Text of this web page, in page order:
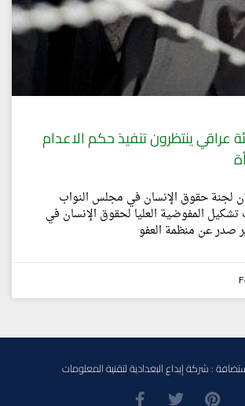
عراقي ينتظرون تنفيذ حكم الاعدام
لجنة حقوق الإنسان في مجلس النواب
المفوضية العليا لحقوق الإنسان في
صدر عن منظمة العفو
: شركة إبداع البغدادية لتقنية المعلومات
F T P